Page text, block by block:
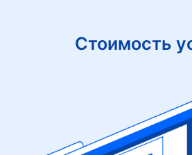
Стоимость